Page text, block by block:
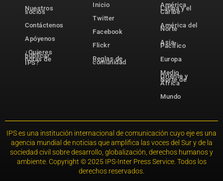
Nuestros
socios
Contáctenos
Apóyenos
¿Quieres
publicar
notas de
IPS?
Inicio
Twitter
Facebook
Flickr
Reglas de
comunidad
América
Latina y el
Caribe
América del
Norte
Asia-
Pacífico
Europa
Medio
Oriente y
Norte de
África
Mundo
IPS es una institución internacional de comunicación cuyo eje es una
agencia mundial de noticias que amplifica las voces del Sur y de la
sociedad civil sobre desarrollo, globalización, derechos humanos y
ambiente. Copyright © 2025 IPS-Inter Press Service. Todos los
derechos reservados.